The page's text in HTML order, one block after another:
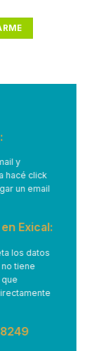
y
hacé click
un email
Exical:
los datos
tiene